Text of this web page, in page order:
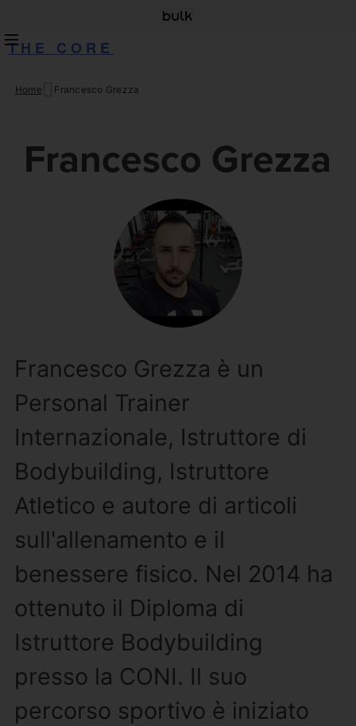
THE CORE
SkipHome Francesco Grezza
Francesco Grezza
Francesco Grezza è un
Personal Trainer
Internazionale, Istruttore di
Bodybuilding, Istruttore
Atletico e autore di articoli
sull'allenamento e il
benessere fisico. Nel 2014 ha
ottenuto il Diploma di
Istruttore Bodybuilding
presso la CONI. Il suo
percorso sportivo è iniziato